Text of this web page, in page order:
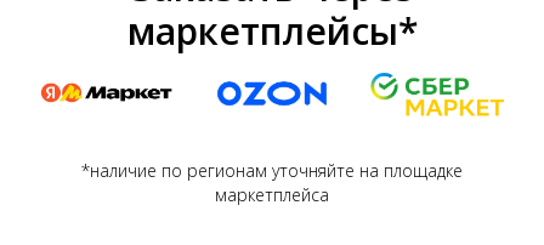
маркетплейсы*
*наличие по регионам уточняйте на площадке
маркетплейса